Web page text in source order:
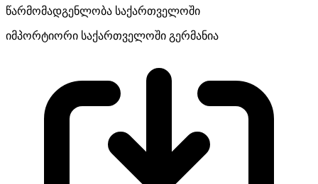
წარმომადგენლობა საქართველოში
იმპორტიორი საქართველოში გერმანია